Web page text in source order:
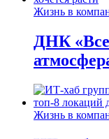
Жизнь в
ДНК
Жизнь в